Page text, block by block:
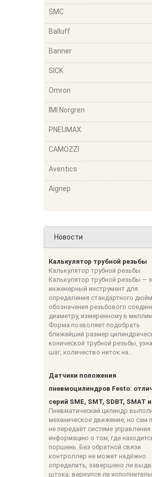
SMC
Balluff
Banner
SICK
Omron
IMI Norgren
PNEUMAX
CAMOZZI
Aventics
Aignep
Новости
Калькулятор трубной резьбы
Калькулятор трубной резьбы
Калькулятор трубной резьбы —
инженерный инструмент для
определения стандартного
обозначения резьбового
диаметру, измеренному в
Форма позволяет подобрать
ближайший размер
конической трубной резьбы,
шаг, количество ниток на...
Датчики положения
пневмоцилиндров Festo:
серий SME, SMT, SDBT, SMAT
Пневматический цилиндр
механическое движение, но сам
не передаёт системе управления
информацию о том, где
поршень. Без обратной связи
контроллер не может надёжно
определить, завершено ли
штока, вернулся ли